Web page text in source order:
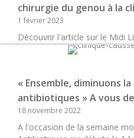
chirurgie du genou à la
1 février 2023
Découvrir l'article sur le Midi
« Ensemble, diminuons
antibiotiques » A vous
18 novembre 2022
A l'occasion de la semaine